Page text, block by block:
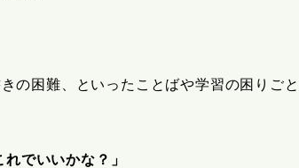
の困難、といったことばや学習の困りご
でいいかな？」